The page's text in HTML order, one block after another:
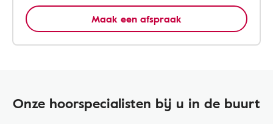
Maak een afspraak
Onze hoorspecialisten bij u in de buurt